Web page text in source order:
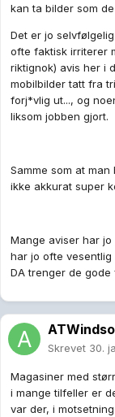
kan ta bilder som
Det er jo
ofte faktisk irriterer
riktignok) avis her i
mobilbilder tatt fra
forj*vlig ut..., og
liksom jobben gjort.
Samme som at
ikke akkurat super
Mange aviser har
har jo ofte vesentlig
DA trenger de gode
Skrevet 30.
Magasiner med
i mange tilfeller er
var der, i